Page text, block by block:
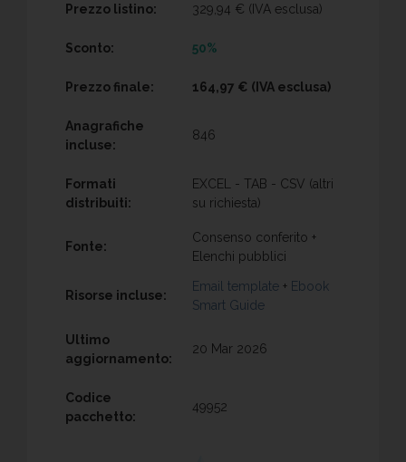
Prezzo listino: 329,94 € (IVA esclusa)
Sconto: 50%
Prezzo finale: 164,97 € (IVA esclusa)
Anagrafiche
incluse:
846
Formati
distribuiti:
EXCEL - TAB - CSV (altri
su richiesta)
Fonte:
Consenso conferito +
Elenchi pubblici
Risorse incluse:
Email template + Ebook
Smart Guide
Ultimo
aggiornamento:
20 Mar 2026
Codice
pacchetto:
49952